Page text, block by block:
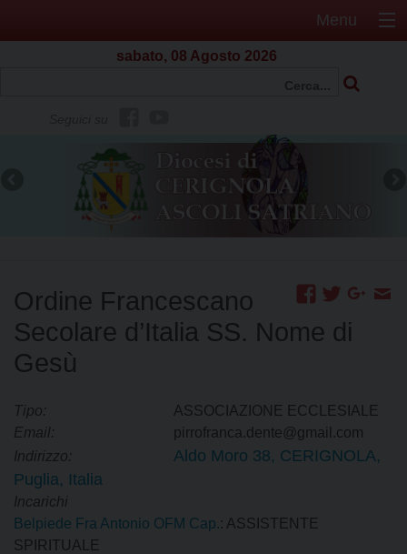
Menu
sabato, 08 Agosto 2026
Ordine Francescano
Secolare d’Italia SS. Nome di
Gesù
Tipo:
ASSOCIAZIONE ECCLESIALE
Email:
pirrofranca.dente@gmail.com
Indirizzo:
Aldo Moro 38, CERIGNOLA,
Puglia, Italia
Incarichi
Belpiede Fra Antonio OFM Cap.: ASSISTENTE
SPIRITUALE